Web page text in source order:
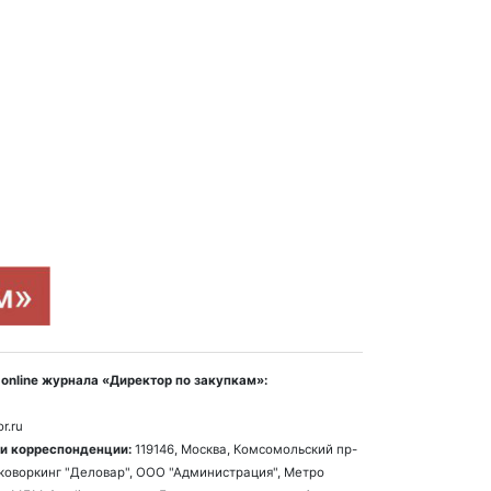
журнала «Директор по закупкам»:
корреспонденции: 119146, Москва, Комсомольский пр-
коворкинг "Деловар", ООО "Администрация", Метро